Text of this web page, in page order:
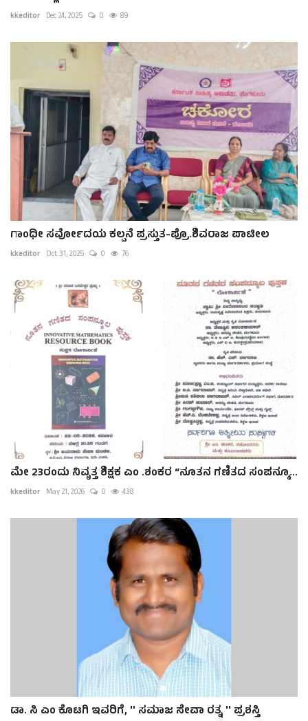
kkeditor Dec 24, 2025 0 89
ಗಾಂಧೀ ಸರ್ವೋದಯ ಕಲ್ಪನೆ ಪ್ರಸ್ತುತ-ಪ್ರೊ.ಶಿವರಾಜ ಪಾಟೀಲ
kkeditor Oct 31, 2025 0 76
ಮೇ 23ರಂದು ನಿವೃತ್ತ ಶಿಕ್ಷಕ ಎಂ .ಶಂಕರ “ನೂತನ ಗಣಿತದ ಸಂಪನ್ಮೂ...
kkeditor May 21, 2026 0 438
ಡಾ. ಸಿ ಎಂ ಕೊಟಗಿ ಇವರಿಗೆ, '' ಸಮಾಜ ಸೇವಾ ರತ್ನ '' ಪ್ರಶಸ್ತಿ